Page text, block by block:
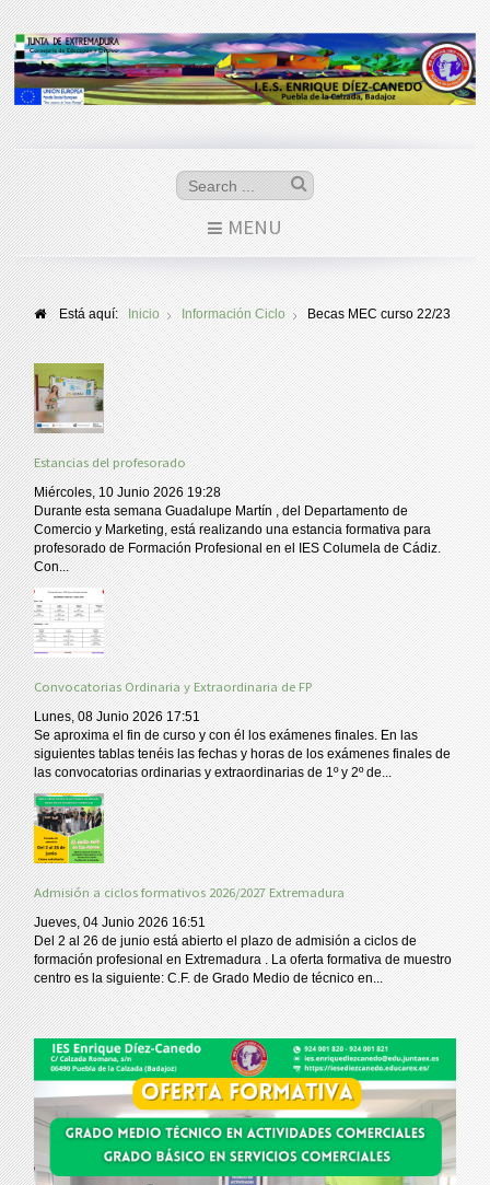
MENU
Está aquí: Inicio Información Ciclo Becas MEC curso 22/23
Estancias del profesorado
Miércoles, 10 Junio 2026 19:28
Durante esta semana Guadalupe Martín , del Departamento de
Comercio y Marketing, está realizando una estancia formativa para
profesorado de Formación Profesional en el IES Columela de Cádiz.
Con...
Convocatorias Ordinaria y Extraordinaria de FP
Lunes, 08 Junio 2026 17:51
Se aproxima el fin de curso y con él los exámenes finales. En las
siguientes tablas tenéis las fechas y horas de los exámenes finales de
las convocatorias ordinarias y extraordinarias de 1º y 2º de...
Admisión a ciclos formativos 2026/2027 Extremadura
Jueves, 04 Junio 2026 16:51
Del 2 al 26 de junio está abierto el plazo de admisión a ciclos de
formación profesional en Extremadura . La oferta formativa de muestro
centro es la siguiente: C.F. de Grado Medio de técnico en...